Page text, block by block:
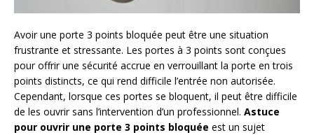
Avoir une porte 3 points bloquée peut être une situation
frustrante et stressante. Les portes à 3 points sont conçues
pour offrir une sécurité accrue en verrouillant la porte en trois
points distincts, ce qui rend difficile l’entrée non autorisée.
Cependant, lorsque ces portes se bloquent, il peut être difficile
de les ouvrir sans l’intervention d’un professionnel. Astuce
pour ouvrir une porte 3 points bloquée est un sujet